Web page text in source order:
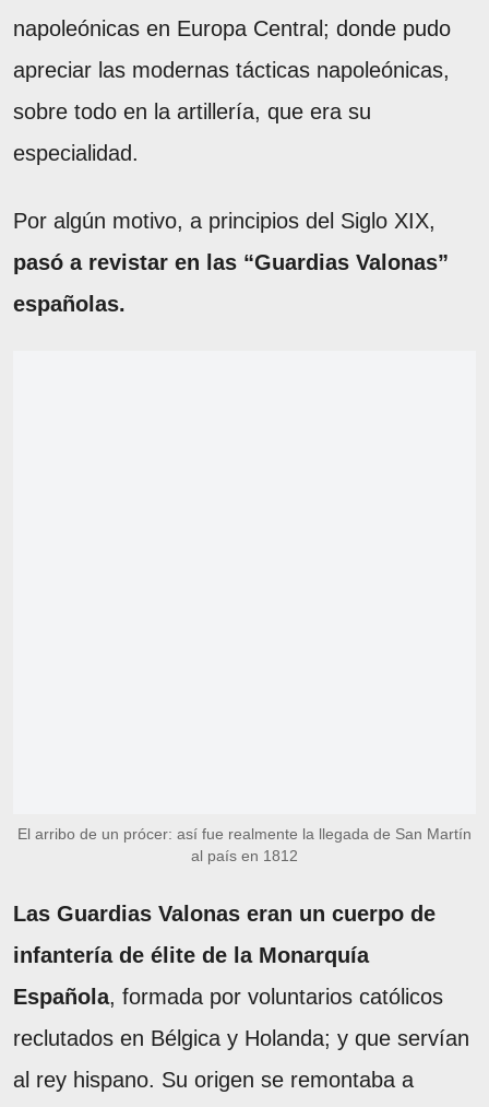
napoleónicas en Europa Central; donde pudo
apreciar las modernas tácticas napoleónicas,
sobre todo en la artillería, que era su
especialidad.
Por algún motivo, a principios del Siglo XIX,
pasó a revistar en las “Guardias Valonas”
españolas.
El arribo de un prócer: así fue realmente la llegada de San Martín
al país en 1812
Las Guardias Valonas eran un cuerpo de
infantería de élite de la Monarquía
Española, formada por voluntarios católicos
reclutados en Bélgica y Holanda; y que servían
al rey hispano. Su origen se remontaba a